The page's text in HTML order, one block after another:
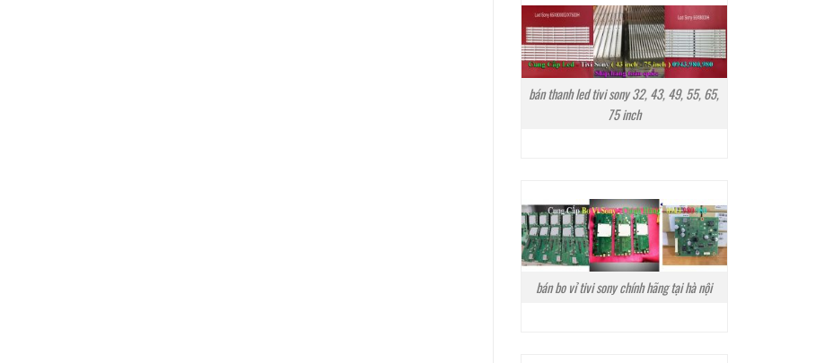
bán thanh led tivi sony 32, 43, 49, 55, 65,
75 inch
bán bo vỉ tivi sony chính hãng tại hà nội